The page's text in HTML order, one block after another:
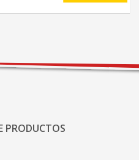
PRODUCTOS